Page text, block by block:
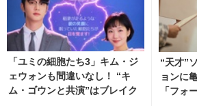
「ユミの細胞たち3」キム・ジ
ェウォンも間違いなし！ “キ
ム・ゴウンと共演”はブレイク
“天才”
ョンに
「フォ